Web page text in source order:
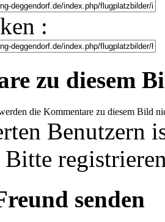
:
zu diesem
die Kommentare zu diesem Bild
Benutzern
Bitte
senden